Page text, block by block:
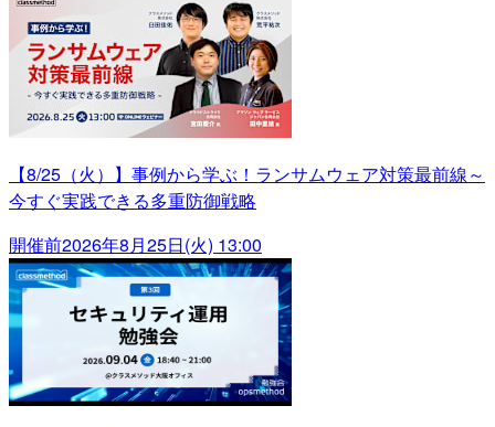
【8/25（火）】事例から学ぶ！ランサムウェア対策最前線～
今すぐ実践できる多重防御戦略
開催前2026年8月25日(火) 13:00